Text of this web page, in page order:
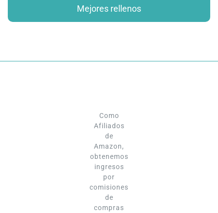
Mejores rellenos
Como
Afiliados
de
Amazon,
obtenemos
ingresos
por
comisiones
de
compras